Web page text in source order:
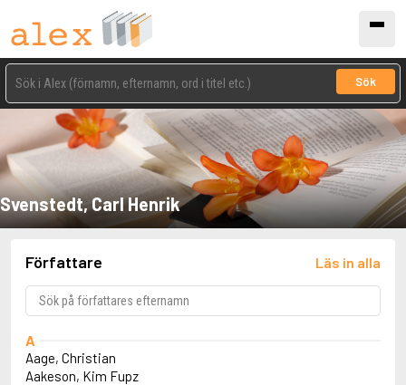
Sök
Svenstedt, Carl Henrik
Författare Läs in alla
A
Aage, Christian
Aakeson, Kim Fupz